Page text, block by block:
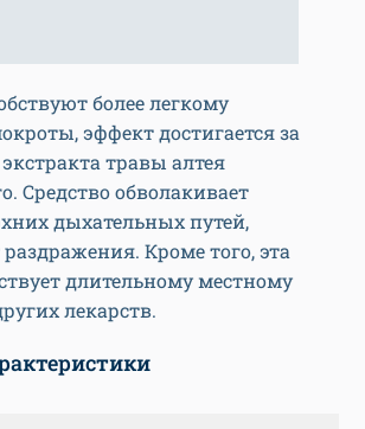
более легкому
эффект достигается за
травы алтея
Средство обволакивает
дыхательных путей,
Кроме того, эта
длительному местному
лекарств.